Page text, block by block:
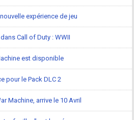
expérience de jeu
Call of Duty : WWII
est disponible
pour le Pack DLC 2
Machine, arrive le 10 Avril